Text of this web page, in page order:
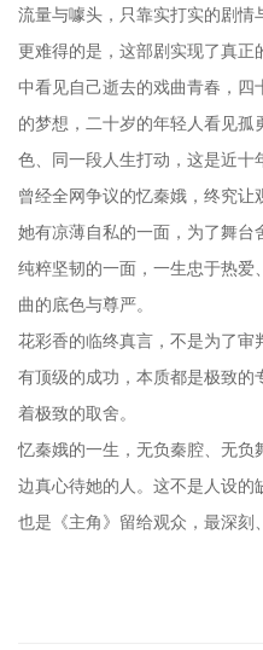
流量与噱头，只靠实打实的剧情
更难得的是，这部剧实现了真正
中看见自己逝去的戏曲青春，四
的梦想，二十岁的年轻人看见孤
色、同一段人生打动，这是近十
曾经全网争议的忆秦娥，终究让
她有凉薄自私的一面，为了舞
纯粹坚韧的一面，一生忠于热
曲的底色与尊严。
花彩香的临终真言，不是为了
有顶级的成功，本质都是极致
着极致的取舍。
忆秦娥的一生，无负秦腔、无
边真心待她的人。这不是人设的
也是《主角》留给观众，最深刻